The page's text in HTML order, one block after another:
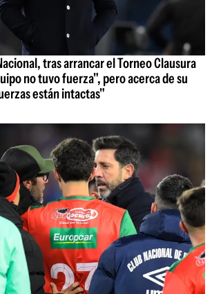
tras arrancar el Torneo Clausura
no tuvo fuerza", pero acerca de su
están intactas"